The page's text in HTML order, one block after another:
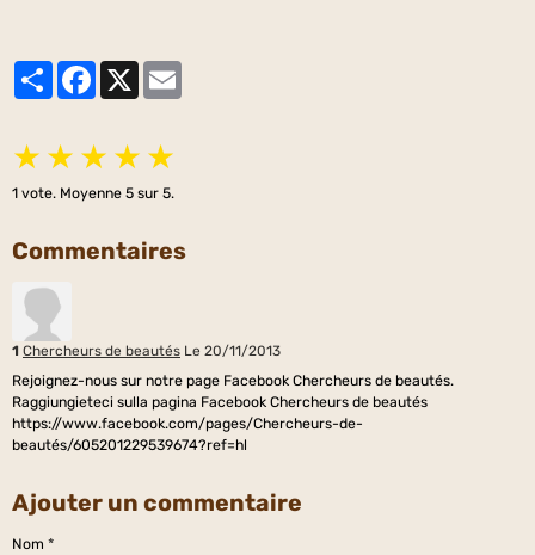
PartagerFacebook
★ ★ ★ ★ ★
1 vote. Moyenne 5 sur 5.
Commentaires
1 Chercheurs de beautés Le 20/11/2013
Rejoignez-nous sur notre page Facebook Chercheurs de beautés.
Raggiungieteci sulla pagina Facebook Chercheurs de beautés
https://www.facebook.com/pages/Chercheurs-de-
beautés/605201229539674?ref=hl
Ajouter un commentaire
Nom